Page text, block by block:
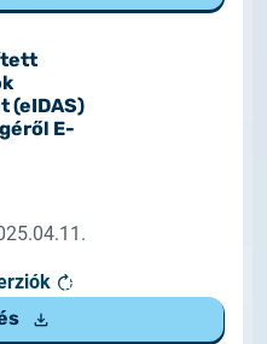
(eIDAS)
E-